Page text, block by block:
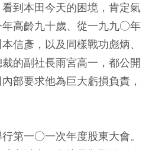
到本田今天的困境，肯定氣
高齡九十歲、從一九九○年
信彥，以及同樣戰功彪炳、
的副社長雨宮高一，都公開
部要求他為巨大虧損負責，
第一○一次年度股東大會。